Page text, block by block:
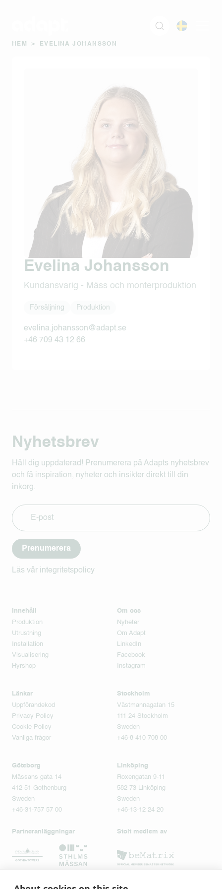
HEM > EVELINA JOHANSSON
Evelina Johansson
Kundansvarig - Mäss och monterproduktion
Försäljning Produktion
evelina.johansson@adapt.se
+46 709 43 12 66
Nyhetsbrev
Håll dig uppdaterad! Prenumerera på Adapts nyhetsbrev
och få inspiration, nyheter och insikter direkt till din
inkorg.
Prenumerera
Läs vår integritetspolicy
Innehåll
Produktion
Utrustning
Installation
Visualisering
Hyrshop
Om oss
Nyheter
Om Adapt
LinkedIn
Facebook
Instagram
Länkar
Uppförandekod
Privacy Policy
Cookie Policy
Vanliga frågor
Stockholm
Västmannagatan 15
111 24 Stockholm
Sweden
+46-8-410 708 00
Göteborg
Mässans gata 14
412 51 Gothenburg
Sweden
+46-31-757 57 00
Linköping
Roxengatan 9-11
582 73 Linköping
Sweden
+46-13-12 24 20
Partneranläggningar Stolt medlem av